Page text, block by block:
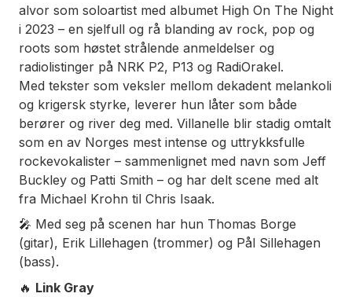
alvor som soloartist med albumet High On The Night
i 2023 – en sjelfull og rå blanding av rock, pop og
roots som høstet strålende anmeldelser og
radiolistinger på NRK P2, P13 og RadiOrakel.
Med tekster som veksler mellom dekadent melankoli
og krigersk styrke, leverer hun låter som både
berører og river deg med. Villanelle blir stadig omtalt
som en av Norges mest intense og uttrykksfulle
rockevokalister – sammenlignet med navn som Jeff
Buckley og Patti Smith – og har delt scene med alt
fra Michael Krohn til Chris Isaak.
🎤 Med seg på scenen har hun Thomas Borge
(gitar), Erik Lillehagen (trommer) og Pål Sillehagen
(bass).
🔥 Link Gray